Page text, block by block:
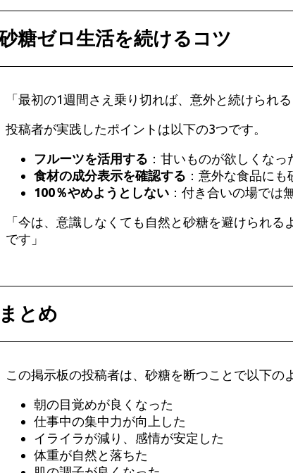
糖ゼロ生活を続けるコツ
「最初の1週間さえ乗り切れば、意外と続けられ
投稿者が実践したポイントは以下の3つです。
フルーツを活用する ：甘いものが欲しくな
食材の成分表示を確認する ：意外な食品に
100％やめようとしない ：付き合いの場では
「今は、意識しなくても自然と砂糖を避けられ
です」
とめ
この掲示板の投稿者は、砂糖を断つことで以下の
朝の目覚めが良くなった
仕事中の集中力が向上した
イライラが減り、感情が安定した
体重が自然と落ちた